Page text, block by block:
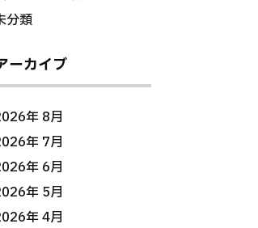
分類
ーカイブ
年 8月
年 7月
年 6月
年 5月
年 4月